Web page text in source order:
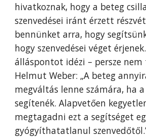
hivatkoznak, hogy a beteg
szenvedései iránt érzett
bennünket arra, hogy
hogy szenvedései véget
álláspontot idézi – persze
Helmut Weber: „A beteg
megváltás lenne számára, ha
segítenék. Alapvetően
megtagadni ezt a segítséget
gyógyíthatatlanul